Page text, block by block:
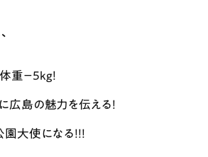
重−5kg！
広島の魅力を伝える！
使になる！！！